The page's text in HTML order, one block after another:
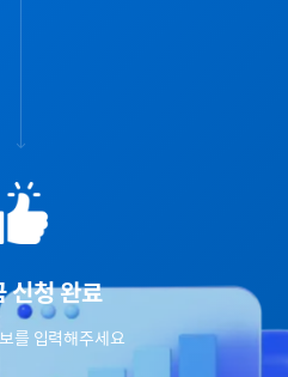
신청 완료
를 입력해주세요